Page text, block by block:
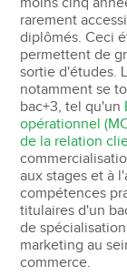
rarement
diplômés. Ceci
permettent de
sortie d'études.
notamment se
bac+3, tel qu'un
opérationnel
de la relation
aux stages et à
compétences
titulaires d'un
de
marketing au
commerce.